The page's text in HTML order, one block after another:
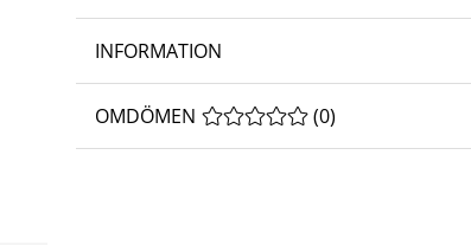
INFORMATION
OMDÖMEN MEDELBETYG 0 AV 5 ANTAL
(0)